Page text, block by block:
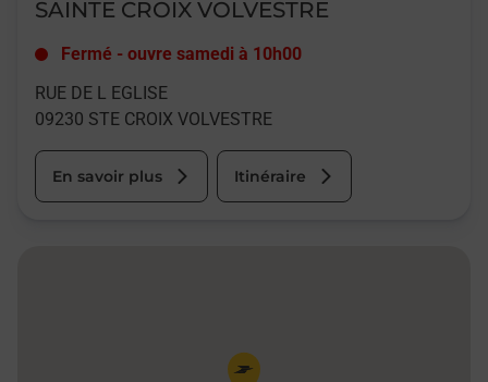
SAINTE CROIX VOLVESTRE
Fermé - ouvre samedi à 10h00
RUE DE L EGLISE
09230 STE CROIX VOLVESTRE
En savoir plus Itinéraire
Pin de la carte